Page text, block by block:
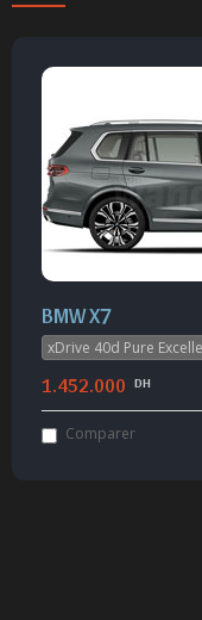
BMW X7
1.452.000 DH
Comparer